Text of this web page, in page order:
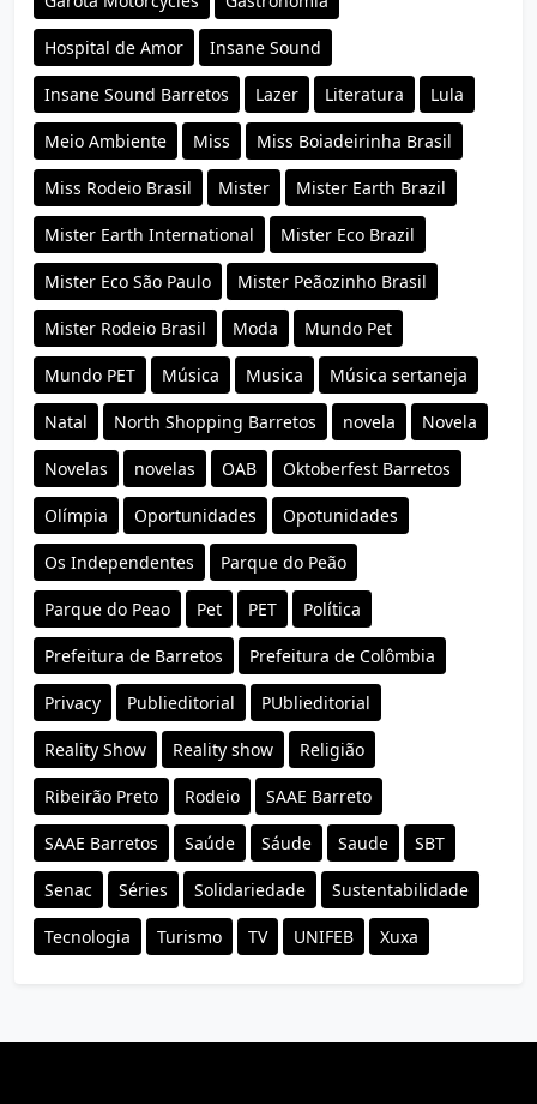
Hospital de Amor Insane Sound
Insane Sound Barretos Lazer Literatura Lula
Meio Ambiente Miss Miss Boiadeirinha Brasil
Miss Rodeio Brasil Mister Mister Earth Brazil
Mister Earth International Mister Eco Brazil
Mister Eco São Paulo Mister Peãozinho Brasil
Mister Rodeio Brasil Moda Mundo Pet
Mundo PET Música Musica Música sertaneja
Natal North Shopping Barretos novela Novela
Novelas novelas OAB Oktoberfest Barretos
Olímpia Oportunidades Opotunidades
Os Independentes Parque do Peão
Parque do Peao Pet PET Política
Prefeitura de Barretos Prefeitura de Colômbia
Privacy Publieditorial PUblieditorial
Reality Show Reality show Religião
Ribeirão Preto Rodeio SAAE Barreto
SAAE Barretos Saúde Sáude Saude SBT
Senac Séries Solidariedade Sustentabilidade
Tecnologia Turismo TV UNIFEB Xuxa